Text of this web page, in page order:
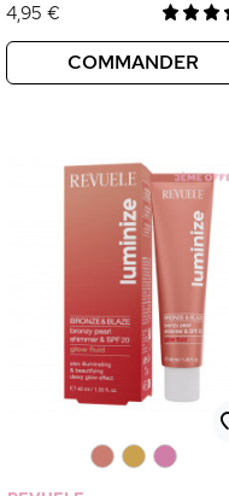
4,95 €
COMMANDER